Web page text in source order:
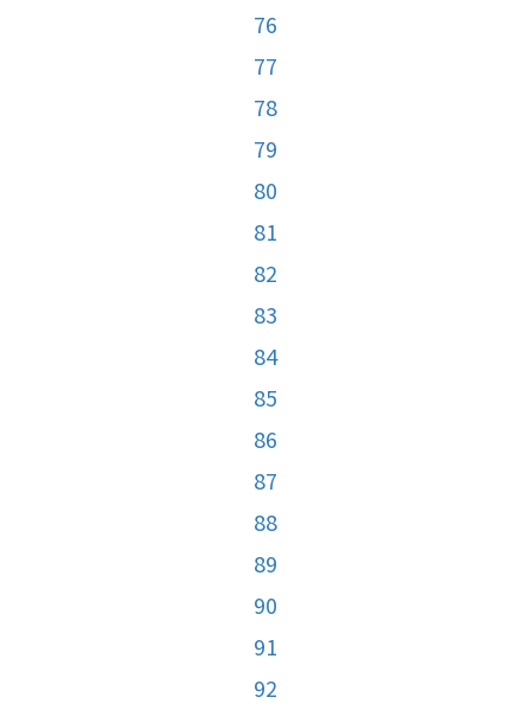
76
77
78
79
80
81
82
83
84
85
86
87
88
89
90
91
92